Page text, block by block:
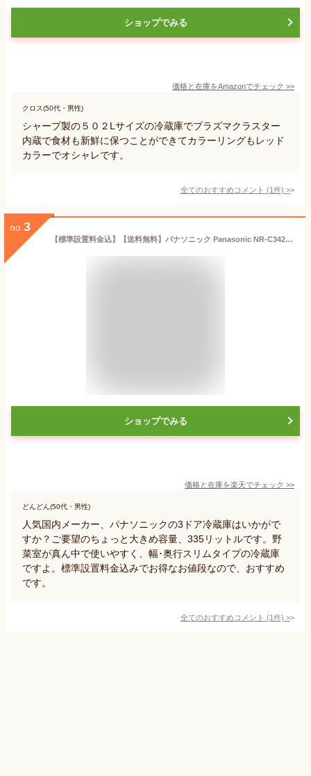
ショップでみる
価格と在庫をAmazonでチェック >>
クロス(50代・男性)
シャープ製の５０２Lサイズの冷蔵庫でプラズマクラスター
内蔵で食材も新鮮に保つことができてカラーリングもレッド
カラーでオシャレです。
全てのおすすめコメント (1件) >
no. 3
【標準設置料金込】【送料無料】パナソニック Panasonic NR-C342C-W(グレイスホワイト) 3ドア冷蔵庫 右開き 335L NRC342CW[代引・リボ・分割・ボーナス払い不可]
ショップでみる
価格と在庫を楽天でチェック >>
どんどん(50代・男性)
人気国内メーカー、パナソニックの3ドア冷蔵庫はいかがで
すか？ご要望のちょっと大きめ容量、335リットルです。野
菜室が真ん中で使いやすく、幅･奥行スリムタイプの冷蔵庫
ですよ。標準設置料金込みでお得なお値段なので、おすすめ
です。
全てのおすすめコメント (1件) >